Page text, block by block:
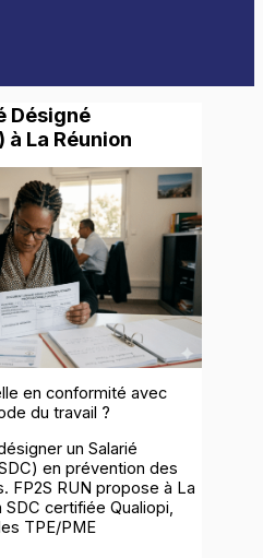
Désigné
à La Réunion
en conformité avec
du travail ?
un Salarié
en prévention des
FP2S RUN propose à La
certifiée Qualiopi,
TPE/PME